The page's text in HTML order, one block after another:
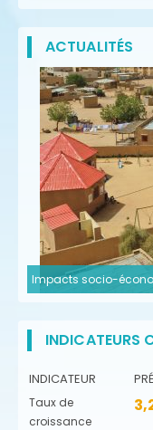
ACTUALITÉS
Impacts socio-
INDICATEURS
INDICATEUR
Taux de
croissance